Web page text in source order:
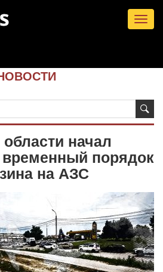
начал
временный порядок
на АЗС